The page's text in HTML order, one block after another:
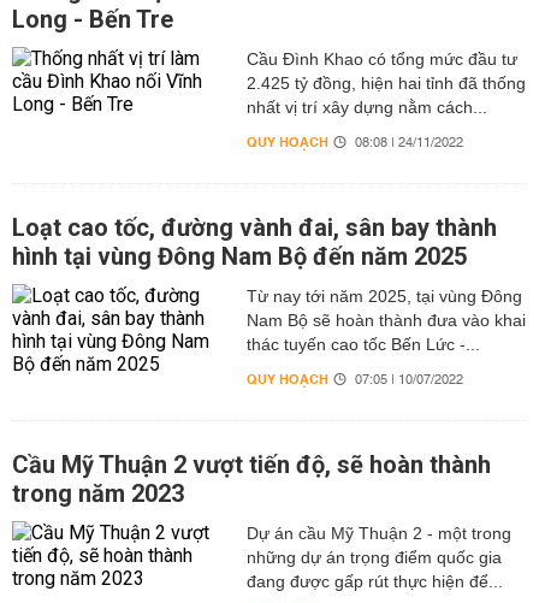
Long - Bến Tre
Cầu Đình Khao có tổng mức đầu tư
2.425 tỷ đồng, hiện hai tỉnh đã thống
nhất vị trí xây dựng nằm cách...
QUY HOẠCH 08:08 | 24/11/2022
Loạt cao tốc, đường vành đai, sân bay thành
hình tại vùng Đông Nam Bộ đến năm 2025
Từ nay tới năm 2025, tại vùng Đông
Nam Bộ sẽ hoàn thành đưa vào khai
thác tuyến cao tốc Bến Lức -...
QUY HOẠCH 07:05 | 10/07/2022
Cầu Mỹ Thuận 2 vượt tiến độ, sẽ hoàn thành
trong năm 2023
Dự án cầu Mỹ Thuận 2 - một trong
những dự án trọng điểm quốc gia
đang được gấp rút thực hiện để...